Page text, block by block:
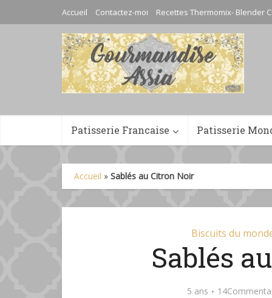
Accueil Contactez-moi Recettes Thermomix- Blender
Patisserie Francaise Patisserie
Accueil » Sablés au Citron Noir
Biscuits du
Sablés
5 ans